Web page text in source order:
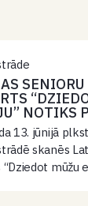
SENIORU
NOTIKS
13. jūnijā
skanēs
mūžu